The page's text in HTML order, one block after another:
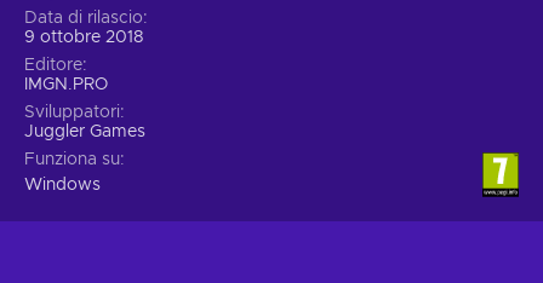
Data di rilascio
9 ottobre 2018
Editore
IMGN.PRO
Sviluppatori
Juggler Games
Funziona su
Windows